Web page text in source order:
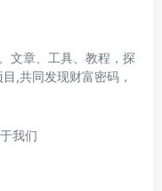
文章、工具、教程，探
,共同发现财富密码，
我们